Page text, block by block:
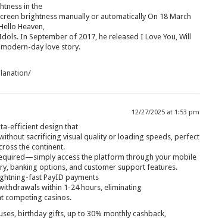
in the
brightness manually or automatically On 18 March
Heaven,
In September of 2017, he released I Love You, Will
day love story.
12/27/2025 at 1:53 pm
efficient design that
sacrificing visual quality or loading speeds, perfect
the continent.
access the platform through your mobile
banking options, and customer support features.
fast PayID payments
within 1-24 hours, eliminating
competing casinos.
birthday gifts, up to 30% monthly cashback,